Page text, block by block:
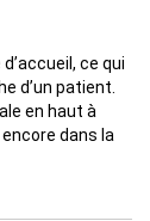
ce qui
d’un patient.
en haut à
dans la